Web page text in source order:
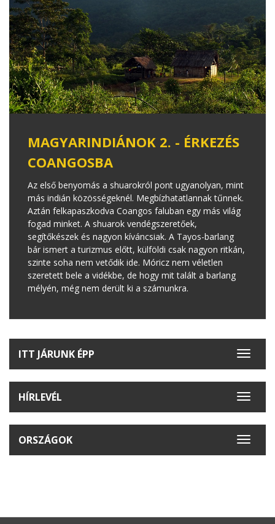
MAGYARINDIÁNOK 2. - ÉRKEZÉS
COANGOSBA
Az első benyomás a shuarokról pont ugyanolyan, mint
más indián közösségeknél. Megbízhatatlannak tűnnek.
Aztán felkapaszkodva Coangos faluban egy más világ
fogad minket. A shuarok vendégszeretőek,
segítőkészek és nagyon kíváncsiak. A Tayos-barlang
bár ismert a turizmus előtt, külföldi csak nagyon ritkán,
szinte soha nem vetődik ide. Móricz nem véletlen
szeretett bele a vidékbe, de hogy mit talált a barlang
mélyén, még nem derült ki a számunkra.
Toggle
ITT JÁRUNK ÉPP
Toggle
HÍRLEVÉL
Toggle
ORSZÁGOK